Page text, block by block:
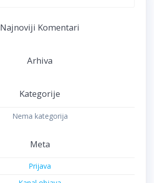
Najnoviji Komentari
Arhiva
Kategorije
Nema kategorija
Meta
Prijava